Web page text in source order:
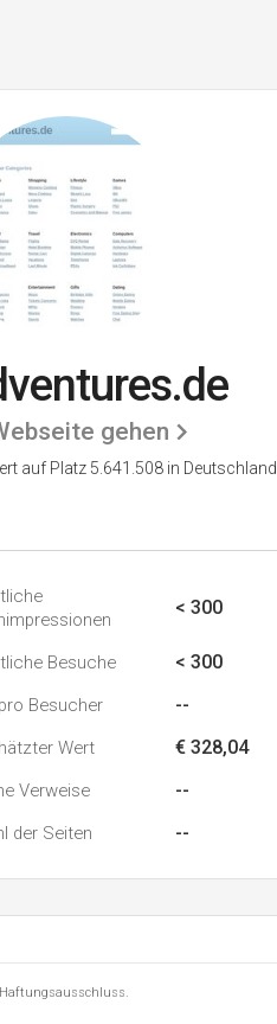
gehen
auf Platz 5.641.508 in Deutschland.
< 300
Besuche < 300
Besucher --
Wert € 328,04
Verweise --
der Seiten --
Haftungsausschluss.